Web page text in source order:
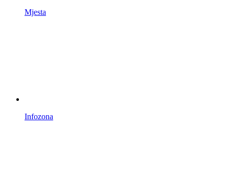
Mjesta
Infozona